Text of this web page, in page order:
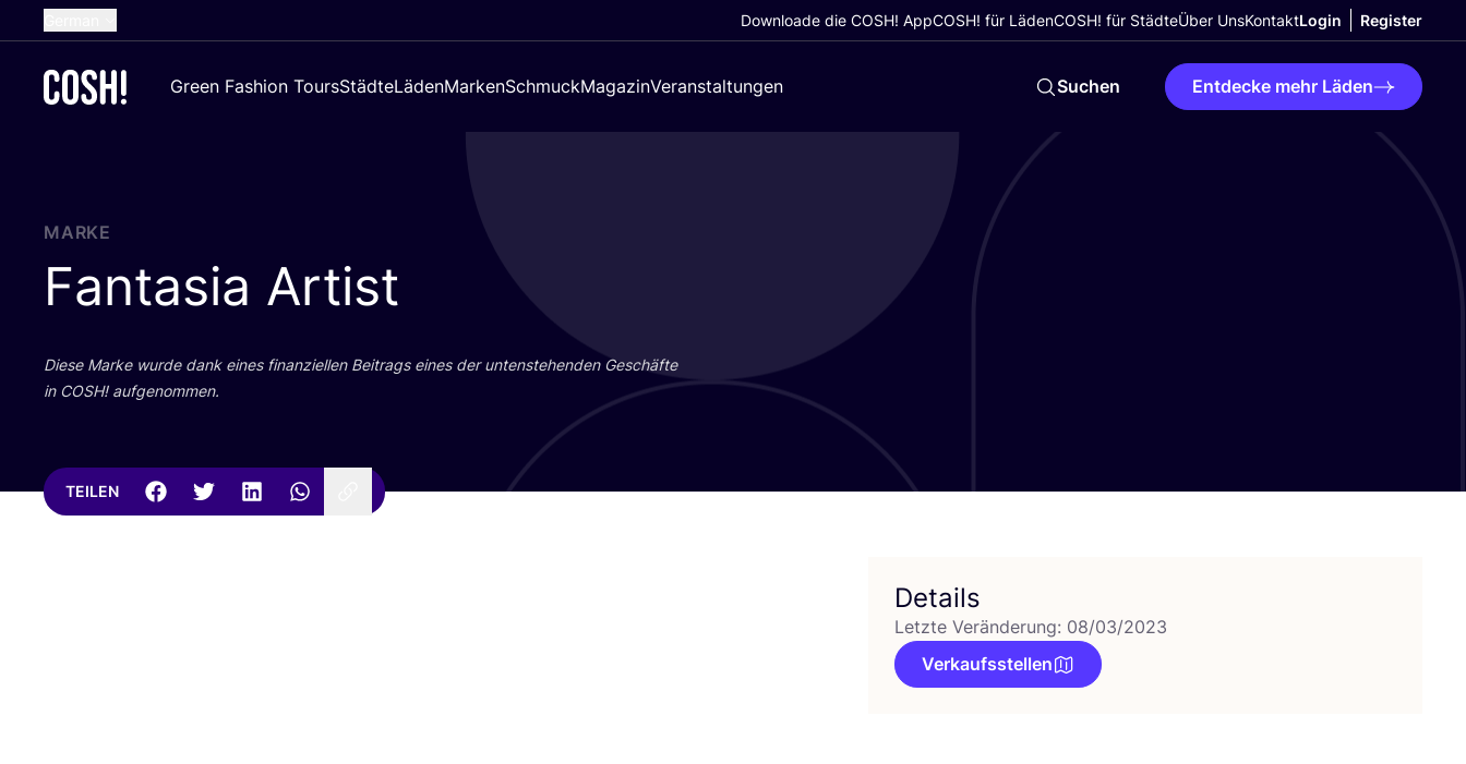
Dutch
Croatian
Downloade die COSH! AppCOSH! für LädenCOSH! für StädteÜber UnsKontaktLogin Register
Green Fashion ToursStädteLädenMarkenSchmuckMagazinVeranstaltungen Suchen Entdecke mehr Läden
MARKE
Fantasia Artist
Die­se Mar­ke wur­de dank eines finan­zi­el­len Bei­trags eines der unten­ste­hen­den Geschäf­te
in COSH! aufgenommen.
TEILEN
Details
Letzte Veränderung: 08/03/2023
Verkaufsstellen